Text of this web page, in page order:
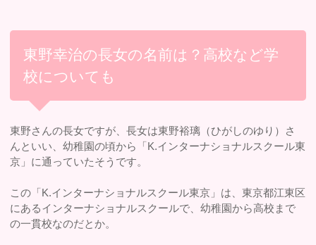
東野幸治の長女の名前は？高校など学
校についても
東野さんの長女ですが、長女は東野裕璃（ひがしのゆり）さ
んといい、幼稚園の頃から「K.インターナショナルスクール東
京」に通っていたそうです。
この「K.インターナショナルスクール東京」は、東京都江東区
にあるインターナショナルスクールで、幼稚園から高校まで
の一貫校なのだとか。